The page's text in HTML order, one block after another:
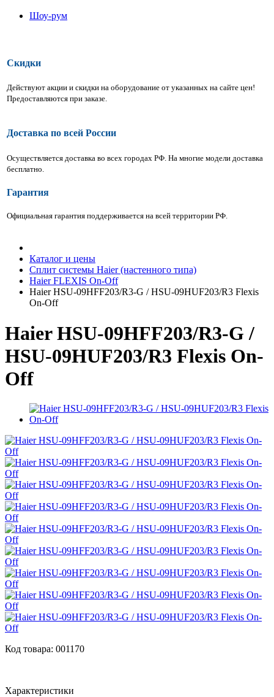
Шоу-рум
Скидки
Действуют акции и скидки на оборудование от указанных на сайте цен!
Предоставляются при заказе.
Доставка по всей России
Осуществляется доставка во всех городах РФ. На многие модели доставка
бесплатно.
Гарантия
Официальная гарантия поддерживается на всей территории РФ.
Каталог и цены
Сплит системы Haier (настенного типа)
Haier FLEXIS On-Off
Haier HSU-09HFF203/R3-G / HSU-09HUF203/R3 Flexis
On-Off
Haier HSU-09HFF203/R3-G /
HSU-09HUF203/R3 Flexis On-
Off
Код товара: 001170
Характеристики